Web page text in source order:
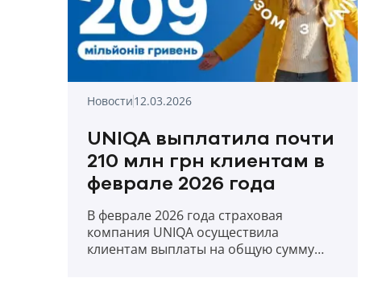
Новости12.03.2026
UNIQA выплатила почти
210 млн грн клиентам в
феврале 2026 года
В феврале 2026 года страховая
компания UNIQA осуществила
клиентам выплаты на общую сумму